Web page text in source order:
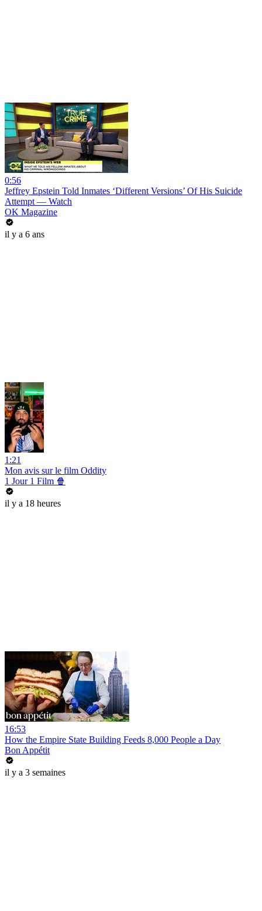
0:56
Jeffrey Epstein Told Inmates ‘Different Versions’ Of His Suicide
Attempt — Watch
OK Magazine
il y a 6 ans
1:21
Mon avis sur le film Oddity
1 Jour 1 Film 🍿
il y a 18 heures
16:53
How the Empire State Building Feeds 8,000 People a Day
Bon Appétit
il y a 3 semaines